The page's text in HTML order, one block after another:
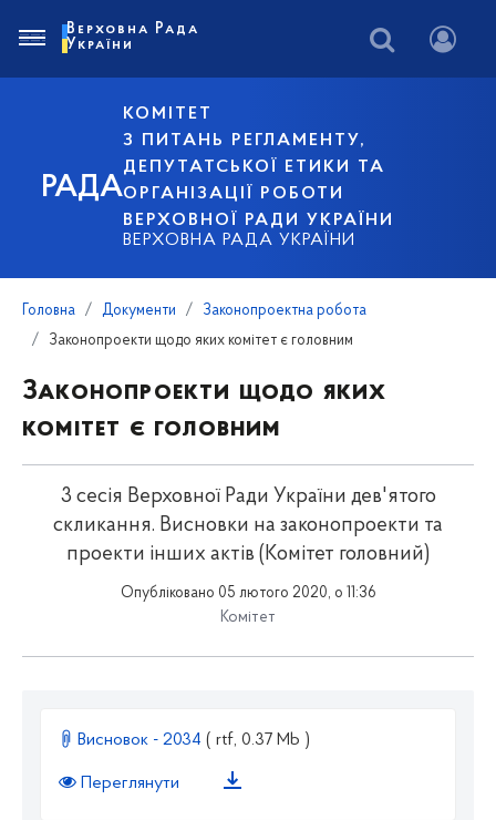
РАДА
КОМІТЕТ
З ПИТАНЬ РЕГЛАМЕНТУ,
ДЕПУТАТСЬКОЇ ЕТИКИ ТА
ОРГАНІЗАЦІЇ РОБОТИ
ВЕРХОВНОЇ РАДИ УКРАЇНИ
ВЕРХОВНА РАДА УКРАЇНИ
Верховна Рада
України
Головна Документи
Законопроектна робота
Законопроекти щодо яких комітет є головним
Законопроекти щодо яких
комітет є головним
3 сесія Верховної Ради України дев'ятого
скликання. Висновки на законопроекти та
проекти інших актів (Комітет головний)
Опубліковано 05 лютого 2020, о 11:36
Комітет
Висновок - 2034 ( rtf, 0.37 Mb )
Переглянути